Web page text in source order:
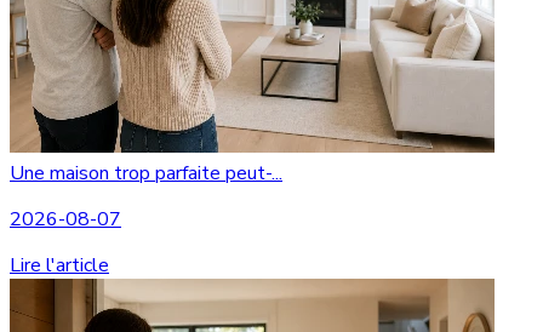
Une maison trop parfaite peut-...
2026-08-07
Lire l'article